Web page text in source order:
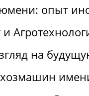
опыт
на